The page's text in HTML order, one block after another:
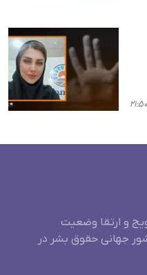
و ارتقا وضعیت
جهانی حقوق بشر در